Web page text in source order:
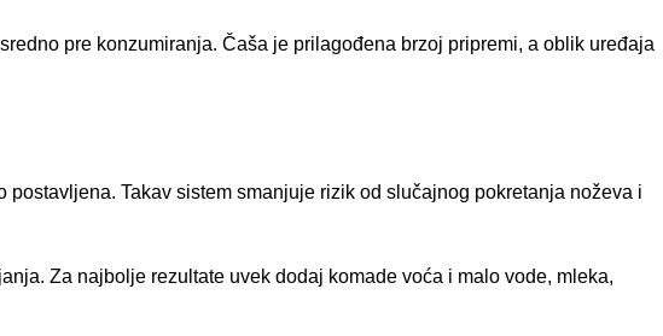
pre konzumiranja. Čaša je prilagođena brzoj pripremi, a oblik uređaja
Takav sistem smanjuje rizik od slučajnog pokretanja noževa i
Za najbolje rezultate uvek dodaj komade voća i malo vode, mleka,